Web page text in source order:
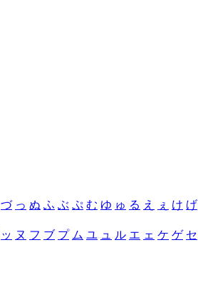
づ っ ぬ ふ ぶ ぷ む ゆ ゅ る え ぇ け げ
ッ ヌ フ ブ プ ム ユ ュ ル エ ェ ケ ゲ セ